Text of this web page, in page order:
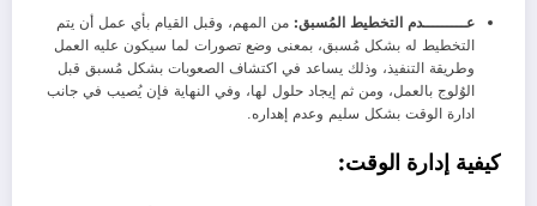
عـــــــــدم التخطيط المُسبق: من المهم، وقبل القيام بأي عمل أن يتم
التخطيط له بشكل مُسبق، بمعنى وضع تصورات لما سيكون عليه العمل
وطريقة التنفيذ، وذلك يساعد في اكتشاف الصعوبات بشكل مُسبق قبل
الوُلوج بالعمل، ومن ثم إيجاد حلول لها، وفي النهاية فإن يُصيب في جانب
ادارة الوقت بشكل سليم وعدم إهداره.
كيفية إدارة الوقت: